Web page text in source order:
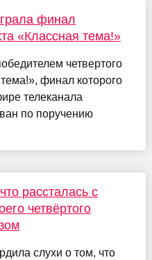
финал
«Классная тема!»
четвертого
финал которого
телеканала
по поручению
рассталась с
четвёртого
слухи о том, что